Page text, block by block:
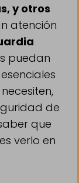
y otros
atención
puedan
de
que
verlo en